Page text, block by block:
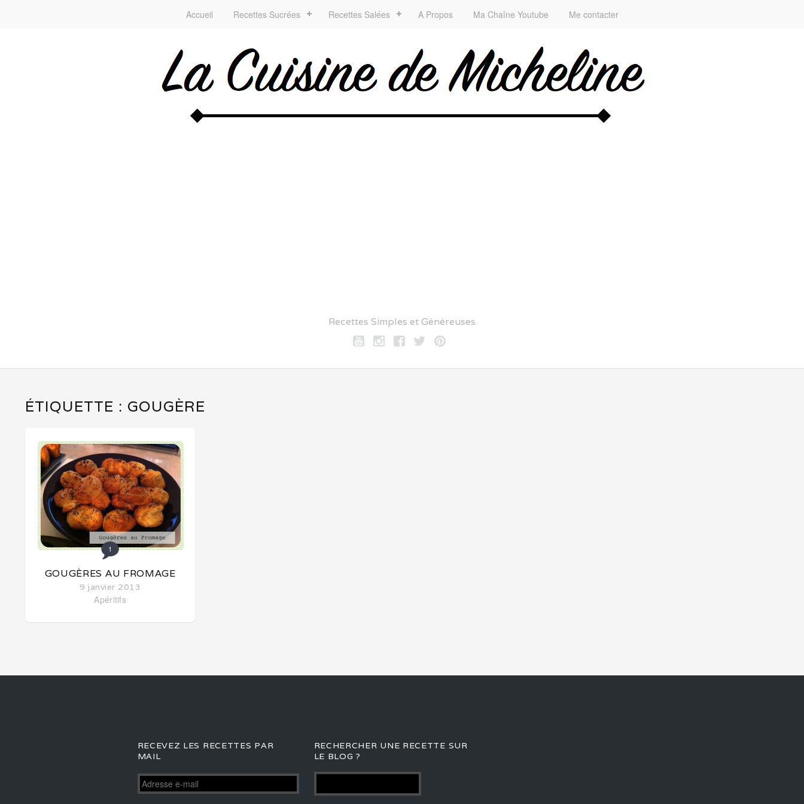
Accueil Recettes Sucrées Recettes Salées A Propos Ma Chaîne Youtube Me contacter
Recettes Simples et Généreuses
ÉTIQUETTE : GOUGÈRE
1
GOUGÈRES AU FROMAGE
9 janvier 2013
Apéritifs
RECEVEZ LES RECETTES PAR
MAIL
Adresse
e-
RECHERCHER UNE RECETTE SUR
LE BLOG ?